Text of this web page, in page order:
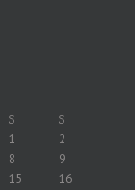
S S
1
2
8
9
15
16